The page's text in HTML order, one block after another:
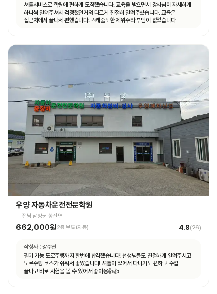
셔틀서비스로 학원에 편하게 도착했습니다. 교육을 받으면서 강사님이 자세하게
하나씩 알려주셔서 걱정했던거와 다르게 친절히 알려주셨습니다. 교육은
집근처에서 끝나서 편했습니다. 스케줄또한 제위주라 부담이 없었습니다
우양 자동차운전전문학원
전남 담양군 봉산면
662,000원 2종 보통(자동) 4.8(26)
작성자 : 강주연
필기 기능 도로주행까지 한번에 합격했습니다! 선생님들도 친절하게 알려주시고
도로주행 코스가 쉬워서 좋았습니다! 셔틀이 있어서 다니기도 편하고 수업
끝나고 바로 시험을 볼 수 있어서 좋아용👍👍